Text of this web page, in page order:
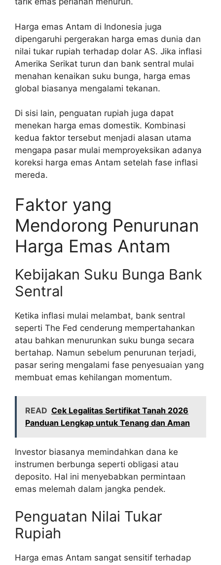
Harga emas Antam di Indonesia juga
dipengaruhi pergerakan harga emas dunia dan
nilai tukar rupiah terhadap dolar AS. Jika inflasi
Amerika Serikat turun dan bank sentral mulai
menahan kenaikan suku bunga, harga emas
global biasanya mengalami tekanan.
Di sisi lain, penguatan rupiah juga dapat
menekan harga emas domestik. Kombinasi
kedua faktor tersebut menjadi alasan utama
mengapa pasar mulai memproyeksikan adanya
koreksi harga emas Antam setelah fase inflasi
mereda.
Faktor yang
Mendorong Penurunan
Harga Emas Antam
Kebijakan Suku Bunga Bank
Sentral
Ketika inflasi mulai melambat, bank sentral
seperti The Fed cenderung mempertahankan
atau bahkan menurunkan suku bunga secara
bertahap. Namun sebelum penurunan terjadi,
pasar sering mengalami fase penyesuaian yang
membuat emas kehilangan momentum.
READ Cek Legalitas Sertifikat Tanah 2026
Panduan Lengkap untuk Tenang dan Aman
Investor biasanya memindahkan dana ke
instrumen berbunga seperti obligasi atau
deposito. Hal ini menyebabkan permintaan
emas melemah dalam jangka pendek.
Penguatan Nilai Tukar
Rupiah
Harga emas Antam sangat sensitif terhadap